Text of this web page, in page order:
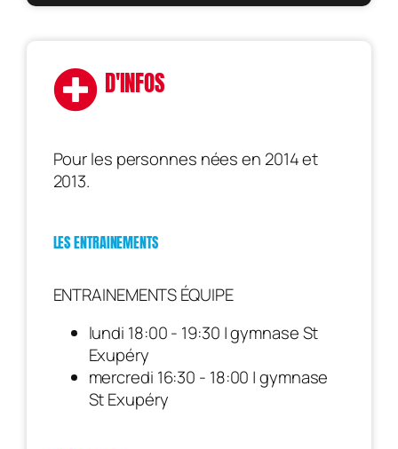
D'INFOS
Pour les personnes nées en 2014 et
2013.
LES ENTRAINEMENTS
ENTRAINEMENTS ÉQUIPE
lundi 18:00 - 19:30 | gymnase St
Exupéry
mercredi 16:30 - 18:00 | gymnase
St Exupéry